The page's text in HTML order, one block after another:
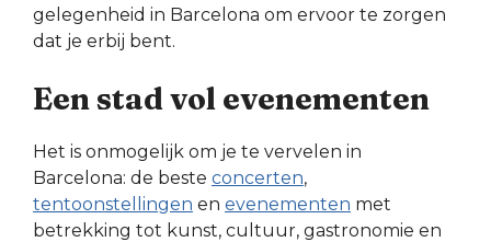
gelegenheid in Barcelona om ervoor te zorgen
dat je erbij bent.
Een stad vol evenementen
Het is onmogelijk om je te vervelen in
Barcelona: de beste concerten,
tentoonstellingen en evenementen met
betrekking tot kunst, cultuur, gastronomie en